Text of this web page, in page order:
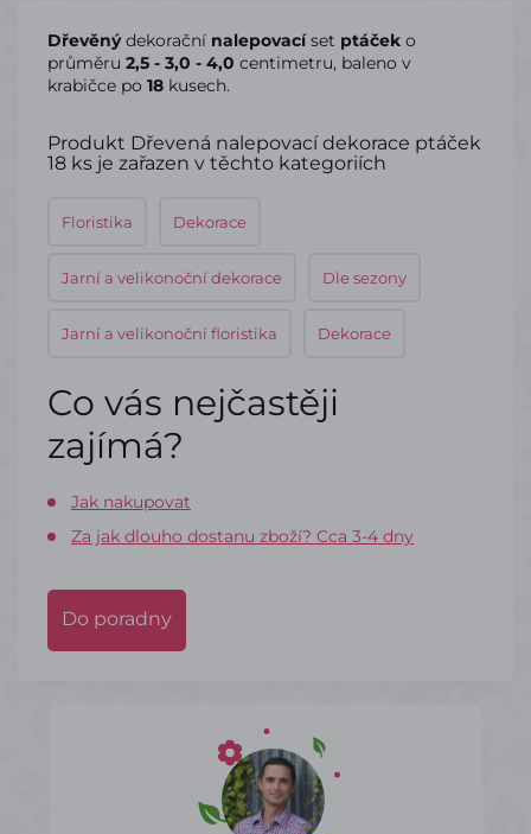
Dřevěnýdekorační nalepovacíset ptáček o
průměru 2,5 - 3,0 - 4,0 centimetru, baleno v
krabičce po 18 kusech.
Produkt Dřevená nalepovací dekorace ptáček
18 ks je zařazen v těchto kategoriích
Floristika Dekorace
Jarní a velikonoční dekorace Dle sezony
Jarní a velikonoční floristika Dekorace
Co vás nejčastěji
zajímá?
Jak nakupovat
Za jak dlouho dostanu zboží? Cca 3-4 dny
Do poradny